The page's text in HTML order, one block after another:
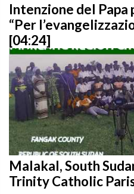
Intenzione del Papa
“Per
[04:24]
Malakal, South
Trinity Catholic